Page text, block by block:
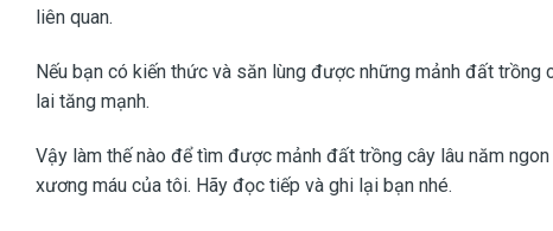
liên quan.
Nếu bạn có kiến thức và săn lùng được những mảnh đất
lai tăng mạnh.
Vậy làm thế nào để tìm được mảnh đất trồng cây lâu năm
xương máu của tôi. Hãy đọc tiếp và ghi lại bạn nhé.